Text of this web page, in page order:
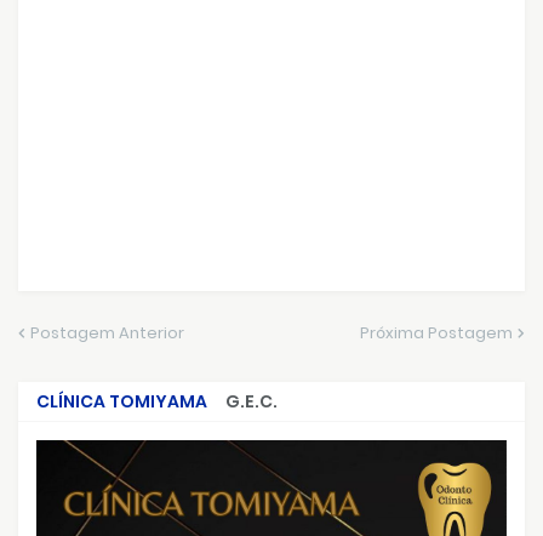
Postagem Anterior Próxima Postagem
CLÍNICA TOMIYAMA
G.E.C.
CRIMES QUE ABALARAM O BRASIL